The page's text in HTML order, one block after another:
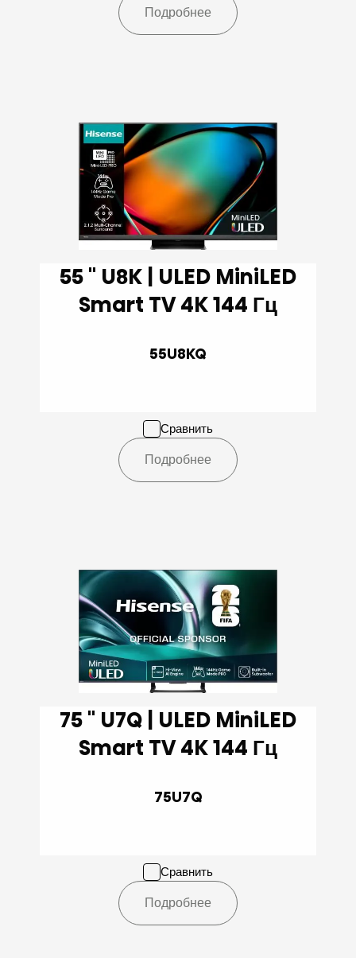
Подробнее
55 '' U8K | ULED MiniLED
Smart TV 4K 144 Гц
55U8KQ
Сравнить
Подробнее
75 '' U7Q | ULED MiniLED
Smart TV 4K 144 Гц
75U7Q
Сравнить
Подробнее